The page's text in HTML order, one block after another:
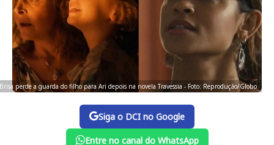
Brisa perde a guarda do filho para Ari depois na novela Travessia - Foto: Reprodução/Globo
Siga o DCI no Google
Entre no canal do WhatsApp